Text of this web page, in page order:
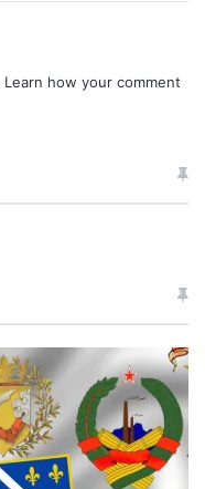
Learn how your comment